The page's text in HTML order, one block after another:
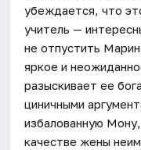
убеждается, что
учитель —
не отпустить
яркое и
разыскивает ее
циничными
избалованную
качестве жены